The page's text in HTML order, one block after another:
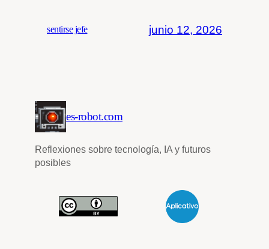
sentirse jefe junio 12, 2026
es-robot.com
Reflexiones sobre tecnología, IA y futuros
posibles